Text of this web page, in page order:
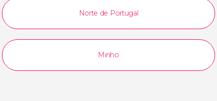
Norte de Portugal
Minho